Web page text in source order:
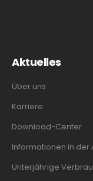
Aktuelles
Über uns
Karriere
Download-Center
Informationen in der
Unterjährige